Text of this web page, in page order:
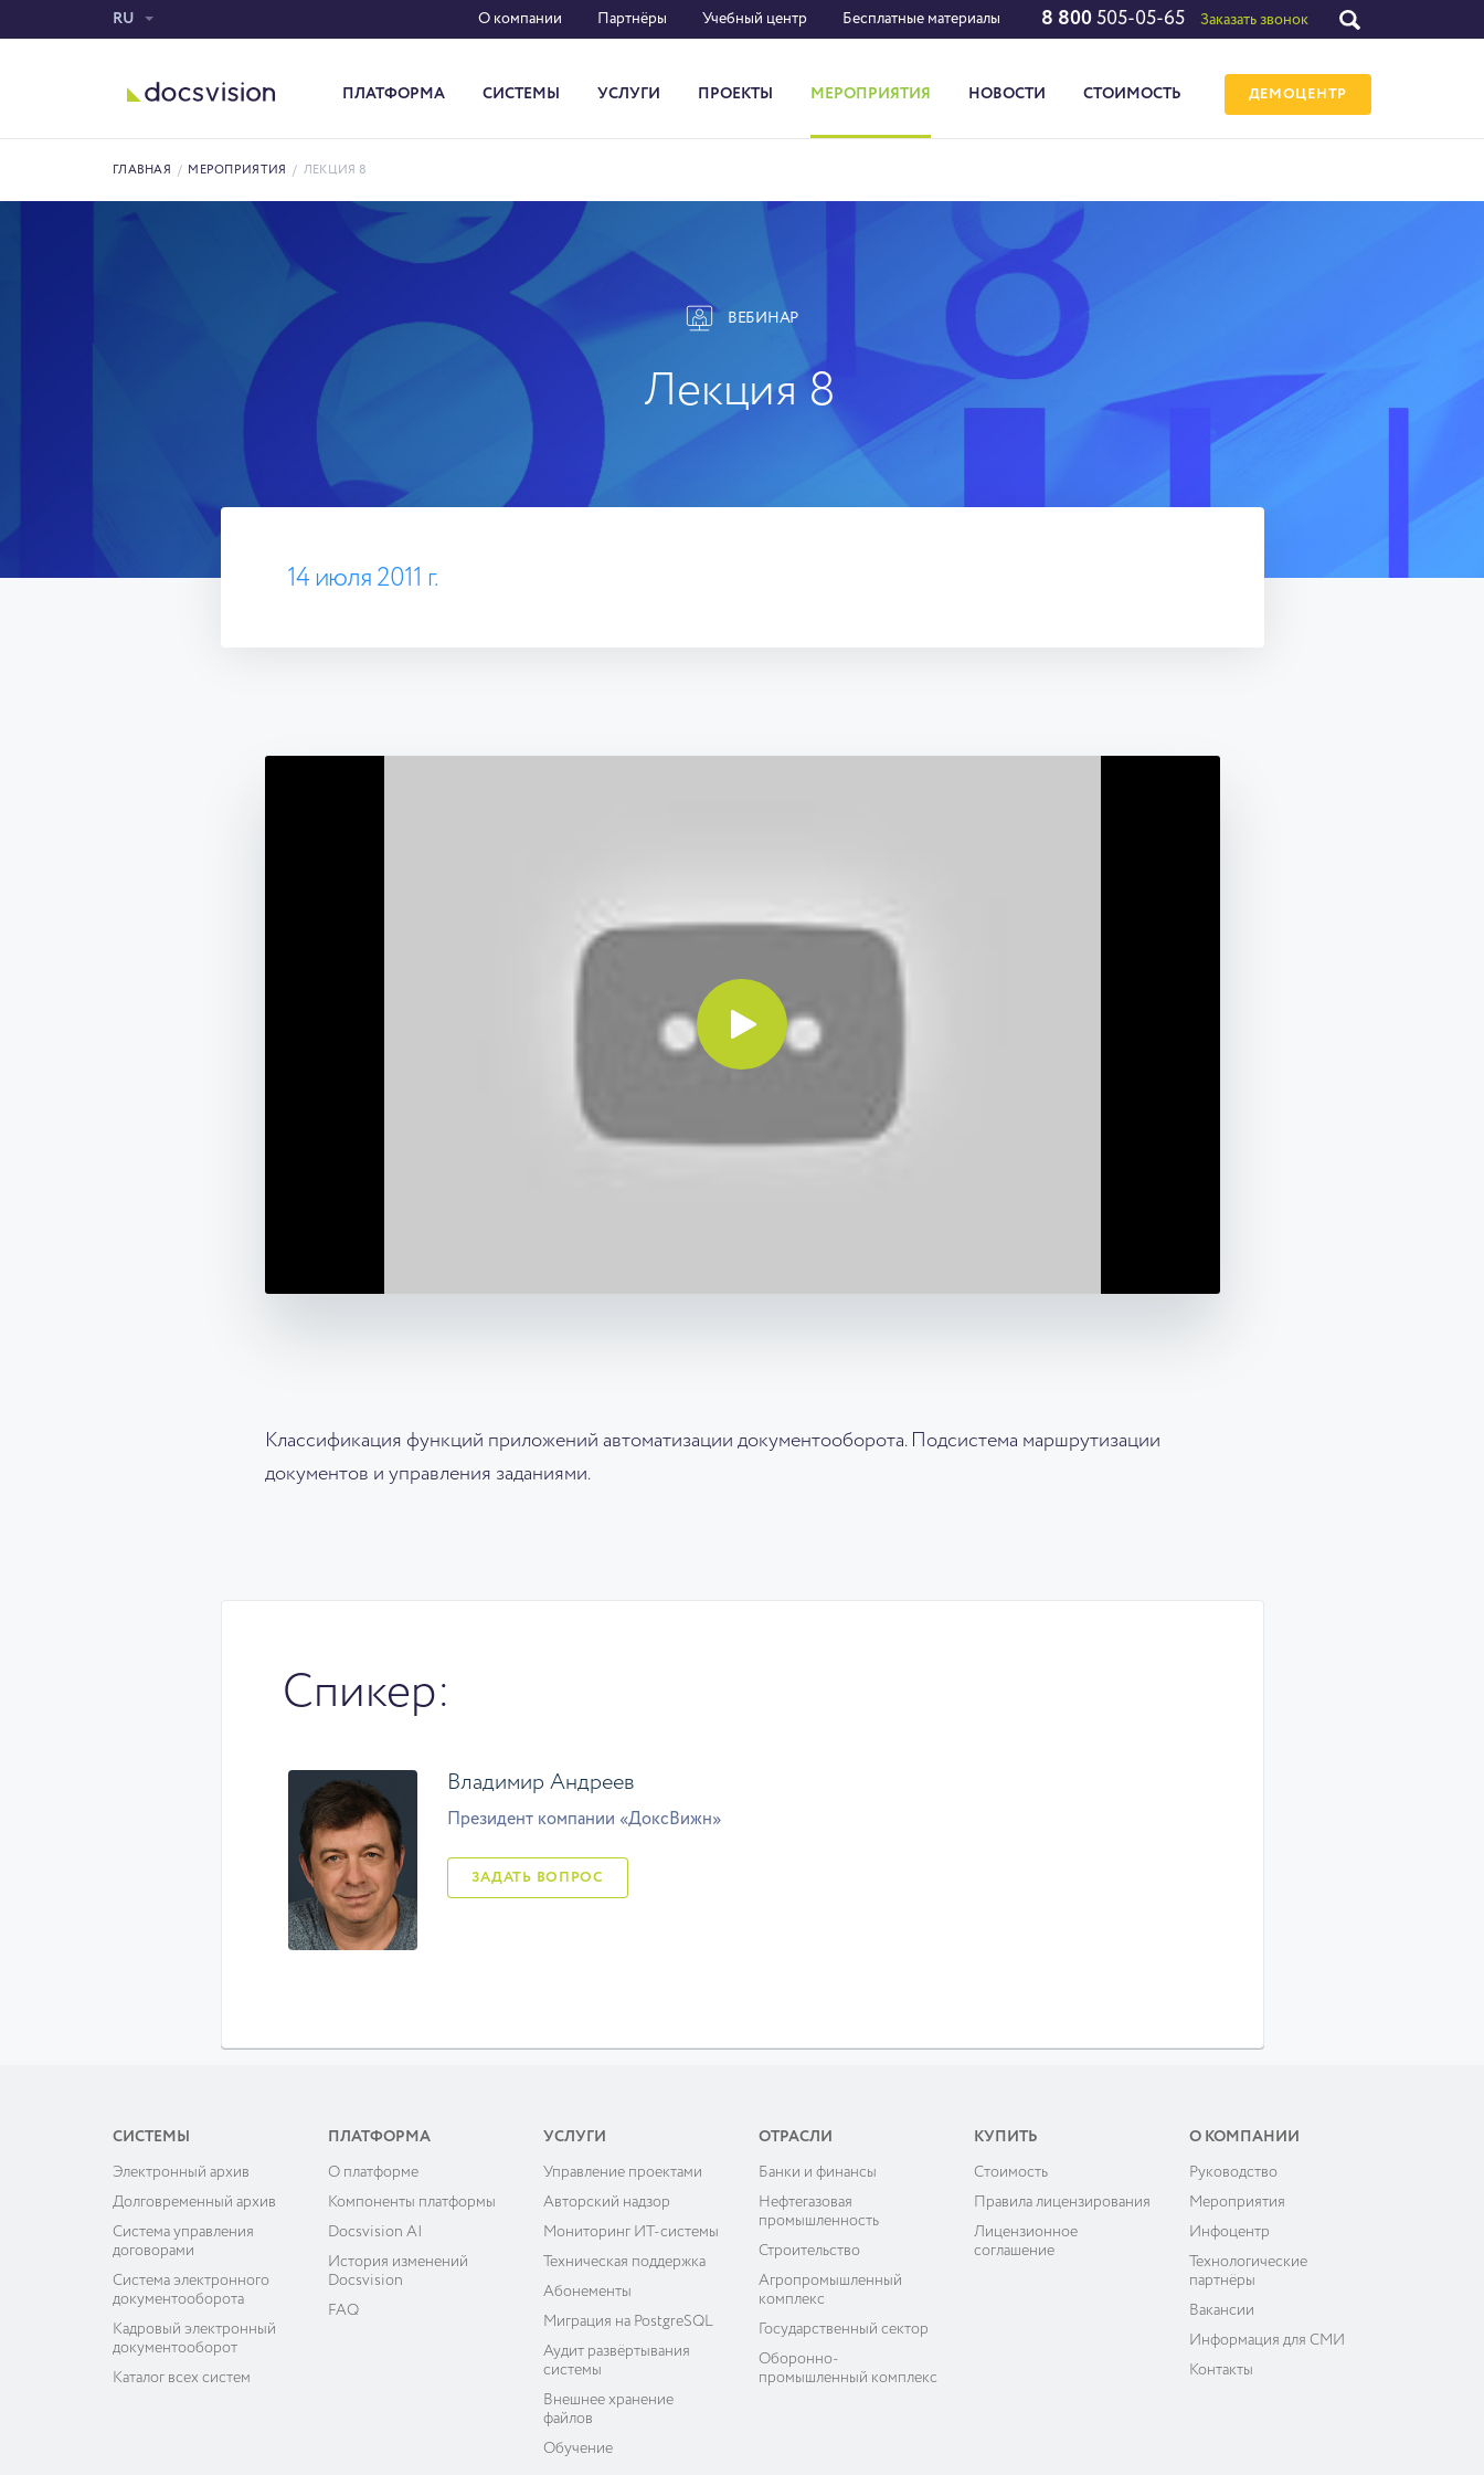
RU О компании Партнёры Учебный центр Бесплатные материалы 8 800 505-05-65 Заказать звонок
ПЛАТФОРМА СИСТЕМЫ УСЛУГИ ПРОЕКТЫ МЕРОПРИЯТИЯ НОВОСТИ СТОИМОСТЬ ДЕМОЦЕНТР
ГЛАВНАЯ / МЕРОПРИЯТИЯ / ЛЕКЦИЯ 8
ВЕБИНАР
Лекция 8
14 июля 2011 г.
Классификация функций приложений автоматизации документооборота. Подсистема маршрутизации
документов и управления заданиями.
Спикер:
Владимир Андреев
Президент компании «ДоксВижн»
ЗАДАТЬ ВОПРОС
СИСТЕМЫ
Электронный архив
Долговременный архив
Система управления
договорами
Система электронного
документооборота
Кадровый электронный
документооборот
Каталог всех систем
ПЛАТФОРМА
О платформе
Компоненты платформы
Docsvision AI
История изменений
Docsvision
FAQ
УСЛУГИ
Управление проектами
Авторский надзор
Мониторинг ИТ-системы
Техническая поддержка
Абонементы
Миграция на PostgreSQL
Аудит развёртывания
системы
Внешнее хранение
файлов
Обучение
ОТРАСЛИ
Банки и финансы
Нефтегазовая
промышленность
Строительство
Агропромышленный
комплекс
Государственный сектор
Оборонно-
промышленный комплекс
КУПИТЬ
Cтоимость
Правила лицензирования
Лицензионное
соглашение
О КОМПАНИИ
Руководство
Мероприятия
Инфоцентр
Технологические
партнёры
Вакансии
Информация для СМИ
Контакты